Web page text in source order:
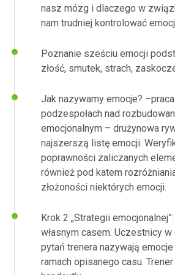
nasz mózg i dlaczego w
nam trudniej kontrolować
Poznanie sześciu emocji
złość, smutek, strach,
Jak nazywamy emocje?
podzespołach nad
emocjonalnym – drużynowa
najszerszą listę emocji.
poprawności zaliczanych
również pod katem
złożoności niektórych emocji.
Krok 2 „Strategii
własnym casem. Uczestnicy
pytań trenera nazywają
ramach opisanego casu.